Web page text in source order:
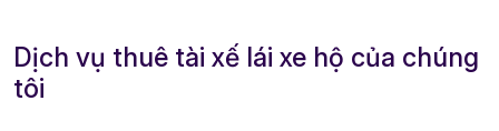
Dịch vụ thuê tài xế lái xe hộ của chúng
tôi